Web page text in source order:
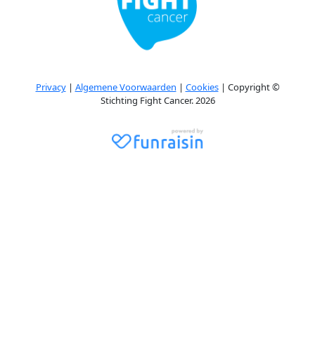
Privacy| Algemene Voorwaarden | Cookies| Copyright ©
Stichting Fight Cancer. 2026